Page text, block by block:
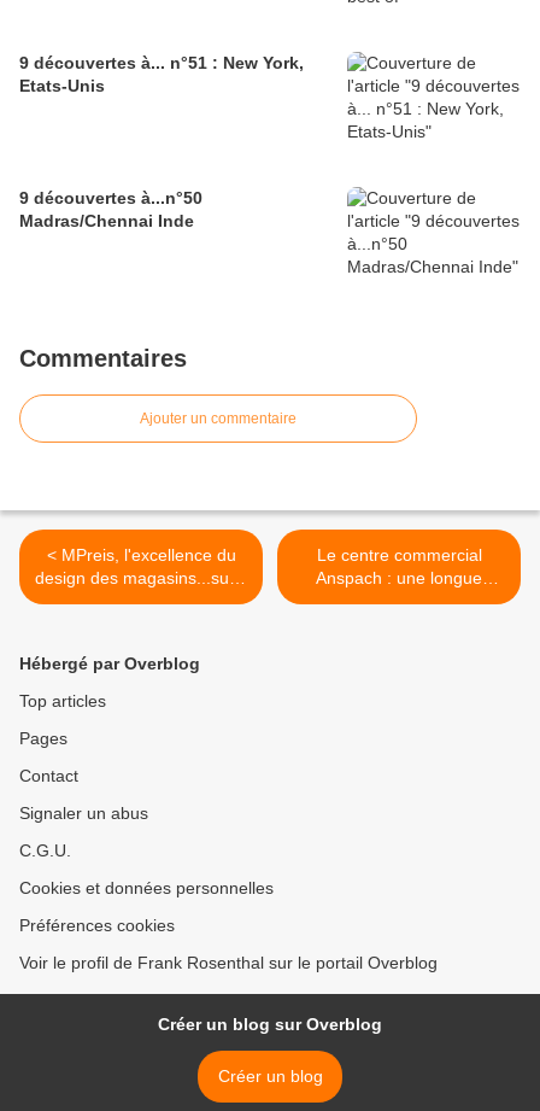
9 découvertes à... n°51 : New York,
Etats-Unis
9 découvertes à...n°50
Madras/Chennai Inde
Commentaires
Ajouter un commentaire
< MPreis, l'excellence du
design des magasins...suite
(9)
Le centre commercial
Anspach : une longue
histoire (2) >
Hébergé par Overblog
Top articles
Pages
Contact
Signaler un abus
C.G.U.
Cookies et données personnelles
Préférences cookies
Voir le profil de Frank Rosenthal sur le portail Overblog
Créer un blog sur Overblog
Créer un blog